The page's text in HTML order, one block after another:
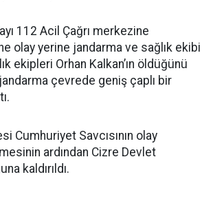
112 Acil Çağrı merkezine
olay yerine jandarma ve sağlık ekibi
ekipleri Orhan Kalkan’ın öldüğünü
çevrede geniş çaplı bir
Cumhuriyet Savcısının olay
ardından Cizre Devlet
kaldırıldı.